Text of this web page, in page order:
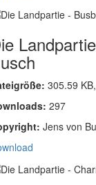
305.59
297
Jens von